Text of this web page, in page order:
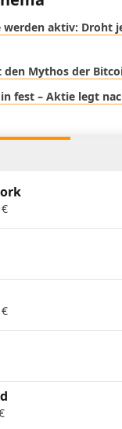
werden aktiv: Droht
Mythos der
fest – Aktie legt
€
€